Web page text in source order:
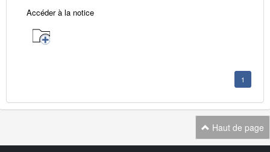
Accéder à la notice
1
Haut de page